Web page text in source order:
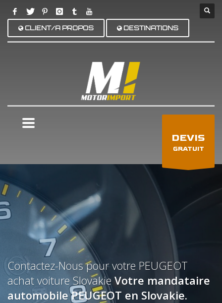
CLIENT/A PROPOS DESTINATIONS
DEVIS
GRATUIT
Contactez-Nous pour votre PEUGEOT
achat voiture Slovakie Votre mandataire
automobile PEUGEOT en Slovakie.